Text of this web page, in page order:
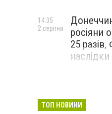
росіяни
25
наслідки
14:35
2 серпня
ТОП НОВИНИ